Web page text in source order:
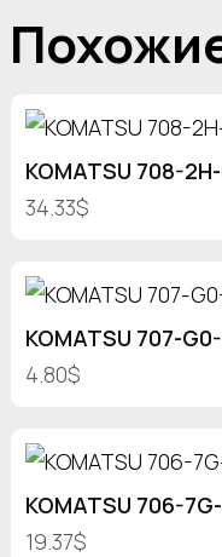
KOMATSU 708-
34.33$
KOMATSU 707-
4.80$
KOMATSU 706-
19.37$